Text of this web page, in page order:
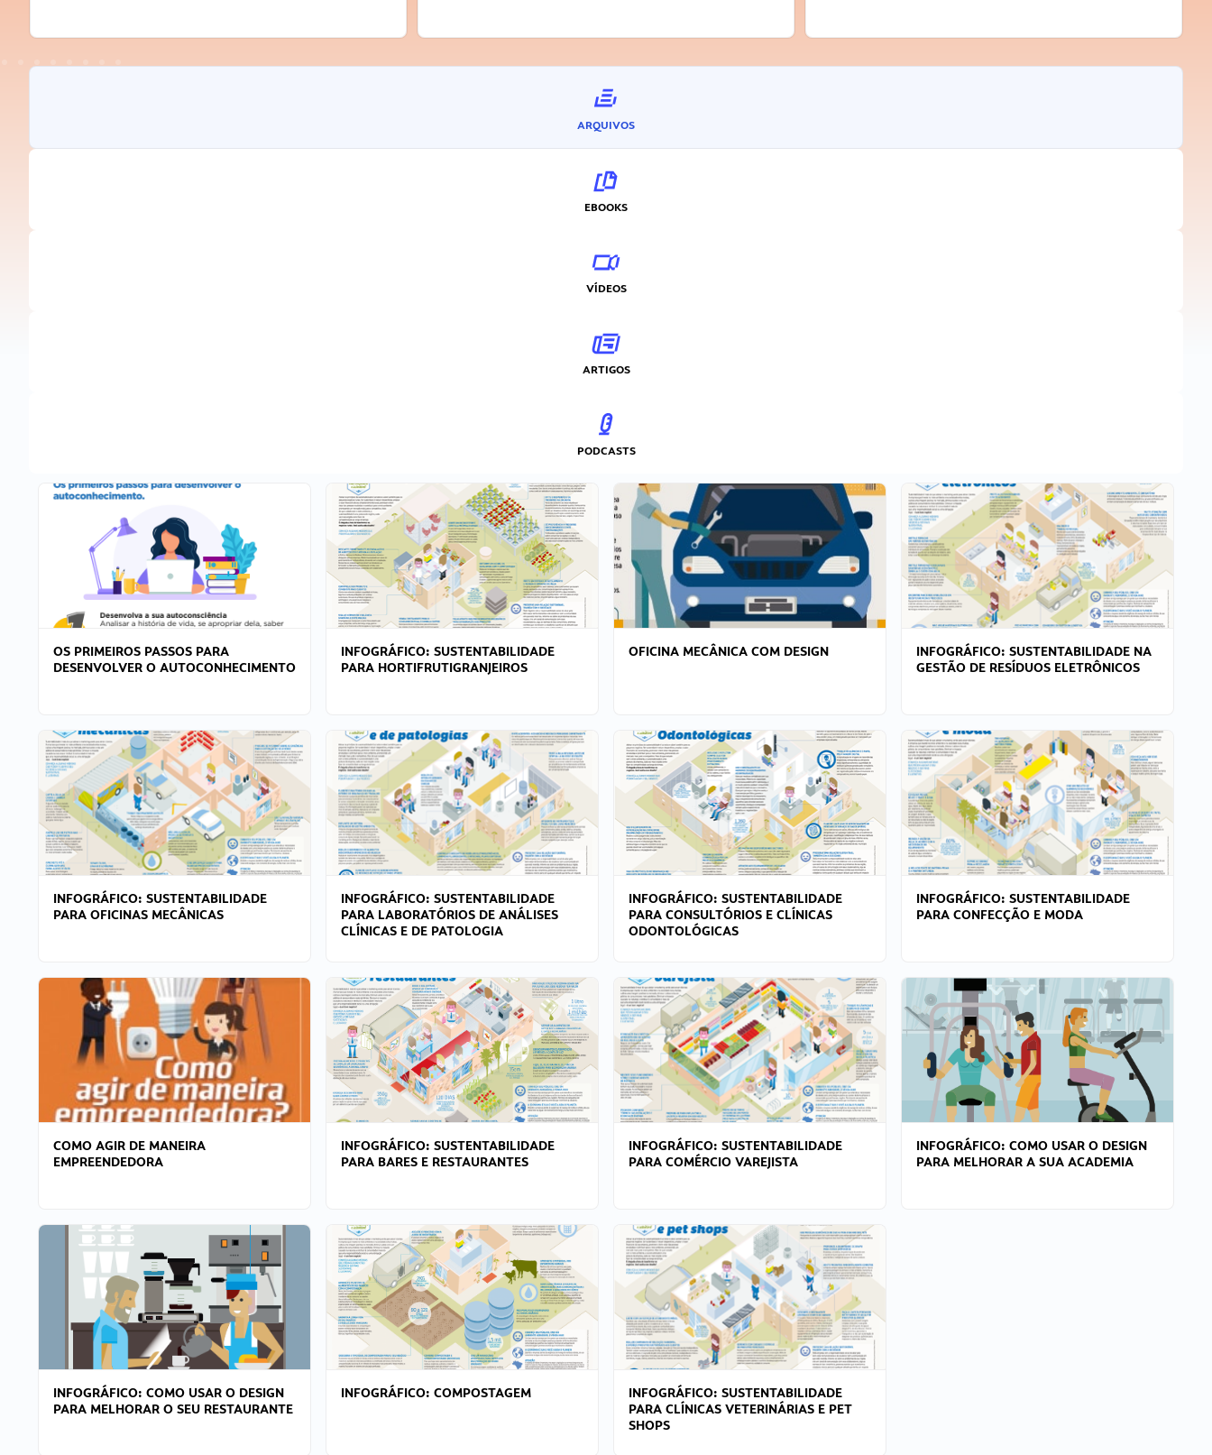
ARQUIVOS
EBOOKS
VÍDEOS
ARTIGOS
PODCASTS
OS PRIMEIROS PASSOS PARA
DESENVOLVER O AUTOCONHECIMENTO
INFOGRÁFICO: SUSTENTABILIDADE
PARA HORTIFRUTIGRANJEIROS
OFICINA MECÂNICA COM DESIGN
INFOGRÁFICO: SUSTENTABILIDADE NA
GESTÃO DE RESÍDUOS ELETRÔNICOS
INFOGRÁFICO: SUSTENTABILIDADE
PARA OFICINAS MECÂNICAS
INFOGRÁFICO: SUSTENTABILIDADE
PARA LABORATÓRIOS DE ANÁLISES
CLÍNICAS E DE PATOLOGIA
INFOGRÁFICO: SUSTENTABILIDADE
PARA CONSULTÓRIOS E CLÍNICAS
ODONTOLÓGICAS
INFOGRÁFICO: SUSTENTABILIDADE
PARA CONFECÇÃO E MODA
COMO AGIR DE MANEIRA
EMPREENDEDORA
INFOGRÁFICO: SUSTENTABILIDADE
PARA BARES E RESTAURANTES
INFOGRÁFICO: SUSTENTABILIDADE
PARA COMÉRCIO VAREJISTA
INFOGRÁFICO: COMO USAR O DESIGN
PARA MELHORAR A SUA ACADEMIA
INFOGRÁFICO: COMO USAR O DESIGN
PARA MELHORAR O SEU RESTAURANTE
INFOGRÁFICO: COMPOSTAGEM
INFOGRÁFICO: SUSTENTABILIDADE
PARA CLÍNICAS VETERINÁRIAS E PET
SHOPS